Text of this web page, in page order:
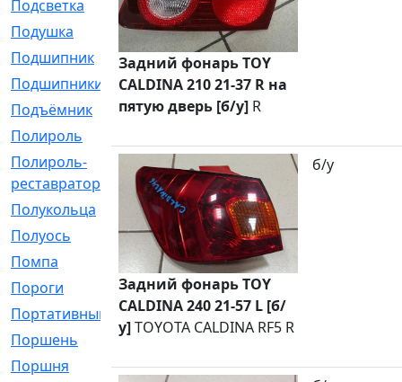
Подсветка
[1]
Подушка
[1540]
Подшипник
[1825]
Подшипники
[106]
Подъёмник
[1]
Полироль
Полироль-
реставратор
[1]
Полукольца
[107]
Полуось
[43]
Помпа
[537]
Пороги
[1]
Портативный
[1]
Поршень
Поршня
[833]
Задний фонарь TOY
CALDINA 210 21-37 R на
пятую дверь [б/у] R
Задний фонарь TOY
CALDINA 240 21-57 L [б/
у]TOYOTA CALDINA RF5 R
б/у